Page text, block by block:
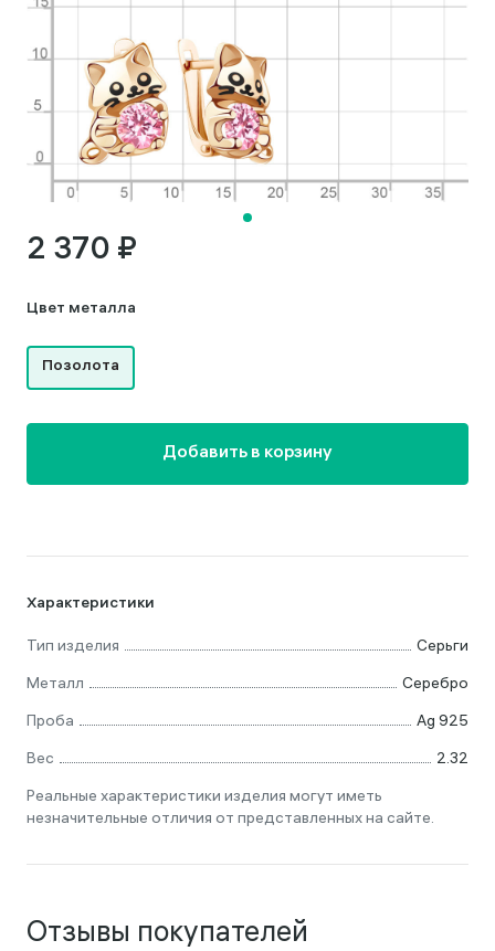
Характеристики
Тип изделия
Серьги
Металл
Серебро
Проба
Ag 925
Вес
2.32
Реальные характеристики изделия могут иметь
незначительные отличия от представленных на сайте.
2 370 ₽
Цвет металла
Позолота
Добавить в корзину
Отзывы покупателей